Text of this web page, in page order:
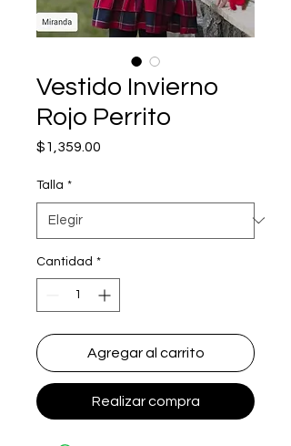
Vestido Invierno
Rojo Perrito
$1,359.00
Talla *
Cantidad *
Agregar al carrito
Realizar compra